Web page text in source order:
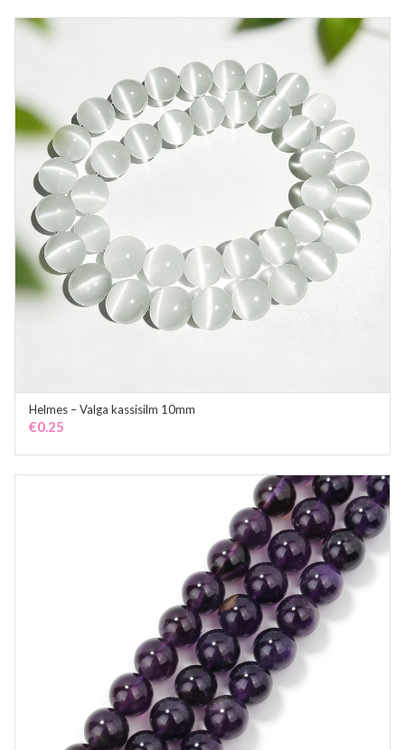
ADD TO CART
Helmes – Valga kassisilm 10mm
€0.25